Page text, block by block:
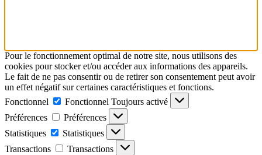
Pour le fonctionnement optimal de notre site, nous utilisons des
cookies pour stocker et/ou accéder aux informations des appareils.
Le fait de ne pas consentir ou de retirer son consentement peut avoir
un effet négatif sur certaines caractéristiques et fonctions.
Fonctionnel
Fonctionnel Toujours activé
Préférences
Préférences
Statistiques
Statistiques
Transactions
Transactions